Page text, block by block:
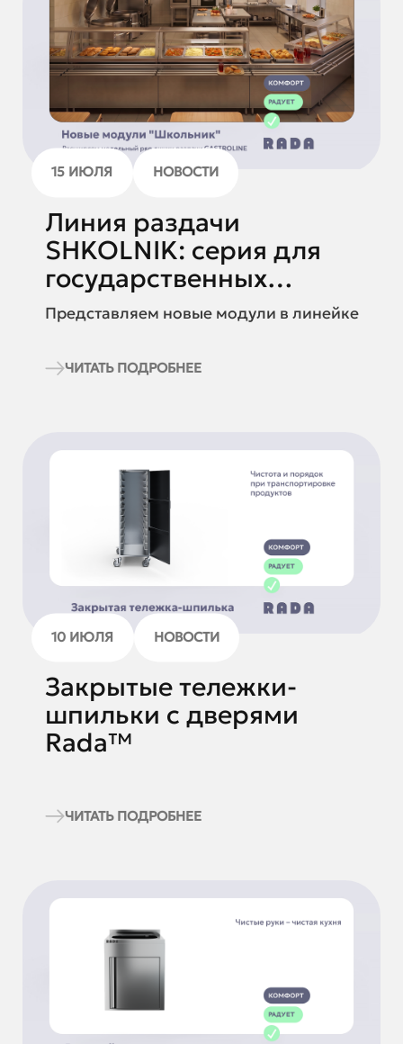
15 ИЮЛЯ НОВОСТИ
Линия раздачи
SHKOLNIK: серия для
государственных
учреждений со скидкой
10%
Представляем новые модули в линейке
ЧИТАТЬ ПОДРОБНЕЕ
10 ИЮЛЯ НОВОСТИ
Закрытые тележки-
шпильки с дверями
Rada™
ЧИТАТЬ ПОДРОБНЕЕ